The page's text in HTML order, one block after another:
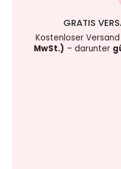
GRATIS
Kostenloser Versand
MwSt.) – darunter